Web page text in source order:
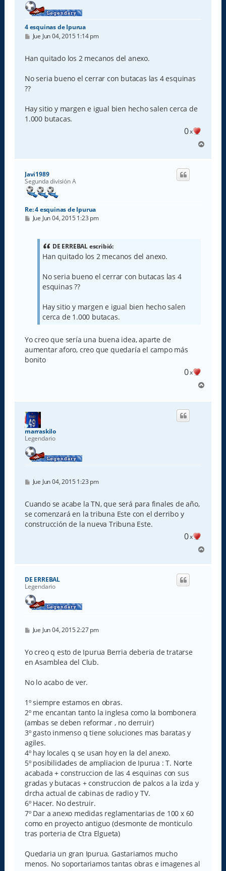
4 esquinas de Ipurua
M
s
a
e
Jue Jun 04, 2015 1:14 pm
Han quitado los 2 mecanos del anexo.
No seria bueno el cerrar con butacas las 4 esquinas
??
Hay sitio y margen e igual bien hecho salen cerca de
1.000 butacas.
0x
r
Javi1989
Segunda división A
Re: 4 esquinas de Ipurua
M
Jue Jun 04, 2015 1:23 pm
DE ERREBAL escribió:
Han quitado los 2 mecanos del anexo.
No seria bueno el cerrar con butacas las 4
esquinas ??
Hay sitio y margen e igual bien hecho salen
cerca de 1.000 butacas.
Yo creo que sería una buena idea, aparte de
aumentar aforo, creo que quedaría el campo más
bonito
0x
r
marraskilo
Legendario
M
s
a
j
e
Jue Jun 04, 2015 1:23 pm
Cuando se acabe la TN, que será para finales de año,
se comenzará en la tribuna Este con el derribo y
construcción de la nueva Tribuna Este.
0x
r
DE ERREBAL
Legendario
M
s
a
j
Jue Jun 04, 2015 2:27 pm
Yo creo q esto de Ipurua Berria deberia de tratarse
en Asamblea del Club.
No lo acabo de ver.
1º siempre estamos en obras.
2º me encantan tanto la inglesa como la bombonera
(ambas se deben reformar , no derruir)
3º gasto inmenso q tiene soluciones mas baratas y
agiles.
4º hay locales q se usan hoy en la del anexo.
5º posibilidades de ampliacion de Ipurua : T. Norte
acabada + construccion de las 4 esquinas con sus
gradas y butacas + construccion de palcos a la izda y
drcha actual de cabinas de radio y TV.
6º Hacer. No destruir.
7º Dar a anexo medidas reglamentarias de 100 x 60
como en proyecto antiguo (desmonte de monticulo
tras porteria de Ctra Elgueta)
Quedaria un gran Ipurua. Gastariamos mucho
menos. No soportariamos tantas obras e imagenes al